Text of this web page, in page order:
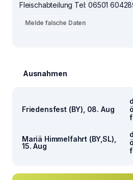
Fleischabteilung Tel: 06501
Melde falsche Daten
Ausnahmen
Friedensfest (BY), 08. Aug
Mariä Himmelfahrt (BY,SL),
15. Aug